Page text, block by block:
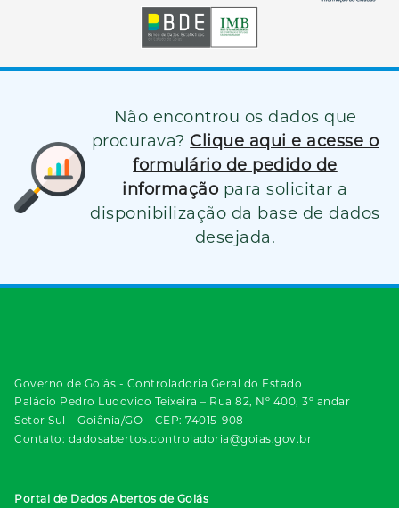
Não encontrou os dados que
procurava? Clique aqui e acesse o
formulário de pedido de
informação para solicitar a
disponibilização da base de dados
desejada.
Governo de Goiás - Controladoria Geral do Estado
Palácio Pedro Ludovico Teixeira – Rua 82, Nº 400, 3º andar
Setor Sul – Goiânia/GO – CEP: 74015-908
Contato: dadosabertos.controladoria@goias.gov.br
Portal de Dados Abertos de Goiás